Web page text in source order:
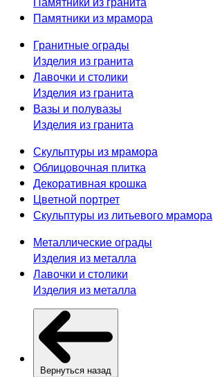
Памятники из мрамора
Гранитные ограды
Изделия из гранита
Лавочки и столики
Изделия из гранита
Вазы и полувазы
Изделия из гранита
Скульптуры из мрамора
Облицовочная плитка
Декоративная крошка
Цветной портрет
Скульптуры из литьевого мрамора
Металлические ограды
Изделия из металла
Лавочки и столики
Изделия из металла
Вернуться назад